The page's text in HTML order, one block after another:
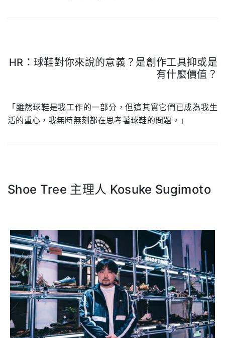
HR：球鞋對你來說的意義？是創作工具抑或是
有什麼價值？
「雖然球鞋是我工作的一部分，但這其實它們已成為我生
活的重心，我無時無刻都在思考著球鞋的問題。」
Shoe Tree 主理人 Kosuke Sugimoto